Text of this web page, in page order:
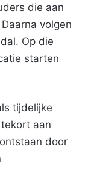
die aan
volgen
Op die
starten
tijdelijke
aan
door